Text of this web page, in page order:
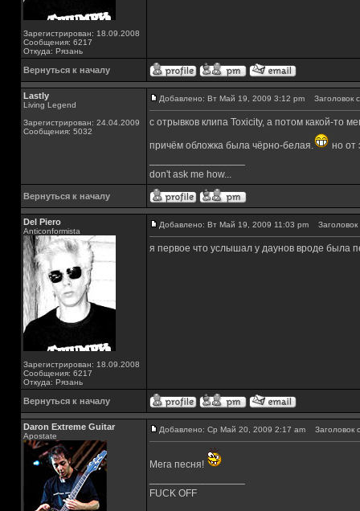
Зарегистрирован: 18.09.2008
Сообщения: 6217
Откуда: Рязань
Вернуться к началу
Lastly
Living Legend
Зарегистрирован: 24.04.2009
Сообщения: 5032
Добавлено: Вт Май 19, 2009 3:12 pm Заголовок
с отрывков клипа Toxicity, а потом какой-то
причём обложка была чёрно-белая.
но от
don't ask me how...
Вернуться к началу
Del Piero
Аnticonformista
Зарегистрирован: 18.09.2008
Сообщения: 6217
Откуда: Рязань
Добавлено: Вт Май 19, 2009 11:03 pm
я первое что услышал у даунов вроде была
Вернуться к началу
Daron Extreme Guitar
Apostate
Добавлено: Ср Май 20, 2009 2:17 am Заголовок
Мега песня!
FUCK OFF